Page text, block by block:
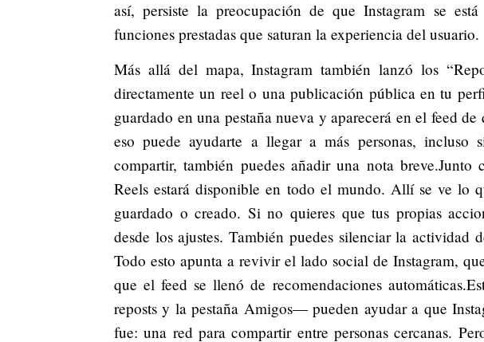
así, persiste la preocupación de que Instagram se
funciones prestadas que saturan la experiencia del usuario.
Más allá del mapa, Instagram también lanzó los
directamente un reel o una publicación pública en tu
guardado en una pestaña nueva y aparecerá en el feed
eso puede ayudarte a llegar a más personas, incluso
compartir, también puedes añadir una nota breve.Junto
Reels estará disponible en todo el mundo. Allí se ve lo
guardado o creado. Si no quieres que tus propias
desde los ajustes. También puedes silenciar la actividad
Todo esto apunta a revivir el lado social de Instagram,
que el feed se llenó de recomendaciones
reposts y la pestaña Amigos— pueden ayudar a que
fue: una red para compartir entre personas cercanas.